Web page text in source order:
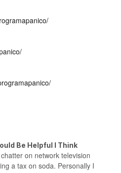
Be Helpful I Think
on network television
a tax on soda. Personally I